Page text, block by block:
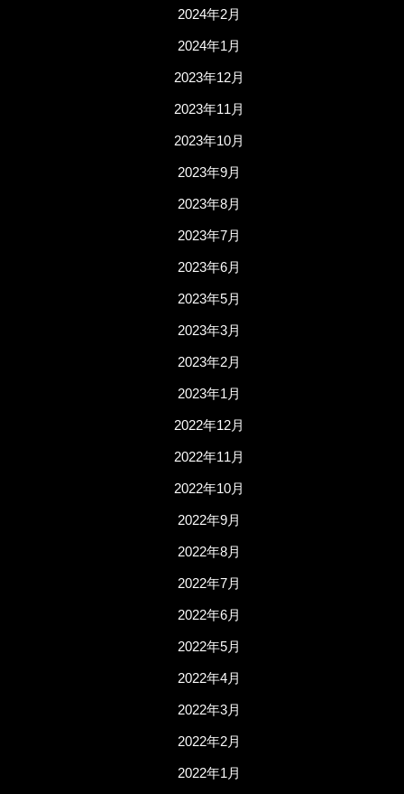
2024年2月
2024年1月
2023年12月
2023年11月
2023年10月
2023年9月
2023年8月
2023年7月
2023年6月
2023年5月
2023年3月
2023年2月
2023年1月
2022年12月
2022年11月
2022年10月
2022年9月
2022年8月
2022年7月
2022年6月
2022年5月
2022年4月
2022年3月
2022年2月
2022年1月